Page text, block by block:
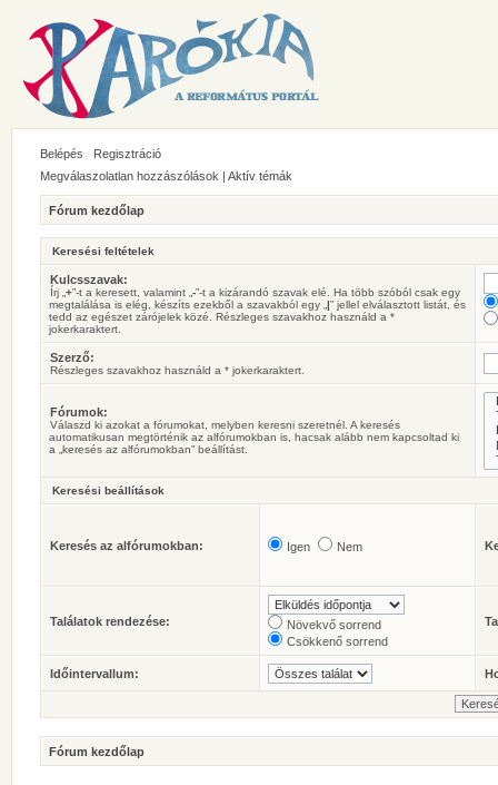
Belépés
Regisztráció
Megválaszolatlan hozzászólások | Aktív témák
Fórum kezdőlap
Keresési feltételek
Kulcsszavak:
Írj „ +”-t a keresett, valamint „ -”-t a kizárandó szavak elé. Ha több szóból csak egy
megtalálása is elég, készíts ezekből a szavakból egy „ |” jellel elválasztott listát, és
tedd az egészet zárójelek közé. Részleges szavakhoz használd a *
jokerkaraktert.
Szerző:
Részleges szavakhoz használd a * jokerkaraktert.
Fórumok:
Válaszd ki azokat a fórumokat, melyben keresni szeretnél. A keresés
automatikusan megtörténik az alfórumokban is, hacsak alább nem kapcsoltad ki
a „keresés az alfórumokban” beállítást.
Keresési beállítások
Keresés az alfórumokban: Igen Nem
Találatok rendezése:
Növekvő sorrend
Csökkenő sorrend
Időintervallum:
Fórum kezdőlap